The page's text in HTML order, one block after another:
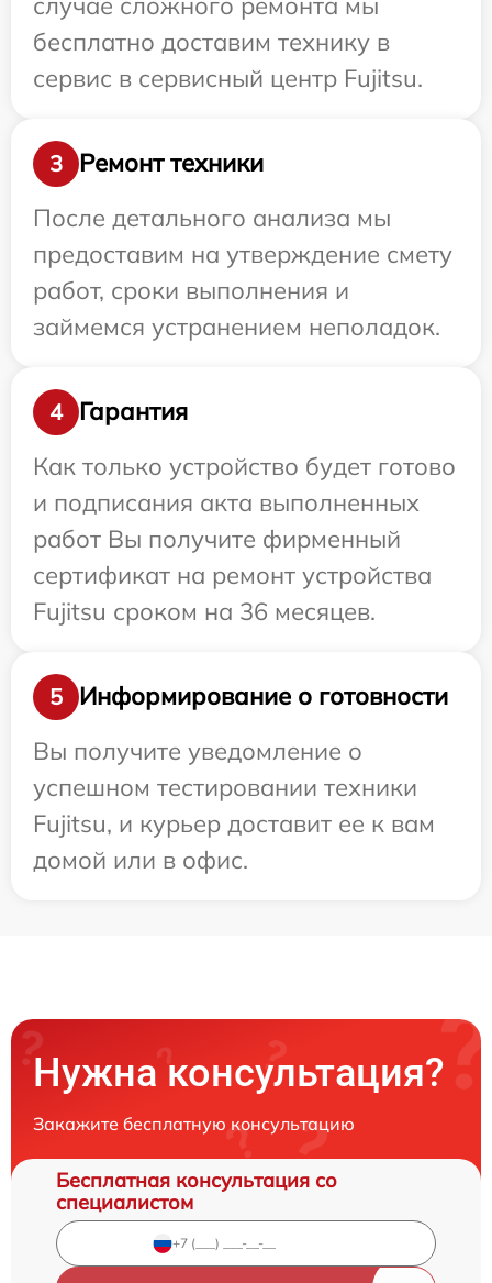
бесплатно доставим технику в
сервис в сервисный центр Fujitsu.
3
Ремонт техники
После детального анализа мы
предоставим на утверждение смету
работ, сроки выполнения и
займемся устранением неполадок.
4
Гарантия
Как только устройство будет готово
и подписания акта выполненных
работ Вы получите фирменный
сертификат на ремонт устройства
Fujitsu сроком на 36 месяцев.
5
Информирование о готовности
Вы получите уведомление о
успешном тестировании техники
Fujitsu, и курьер доставит ее к вам
домой или в офис.
Нужна консультация?
Закажите бесплатную консультацию
Бесплатная консультация со
специалистом